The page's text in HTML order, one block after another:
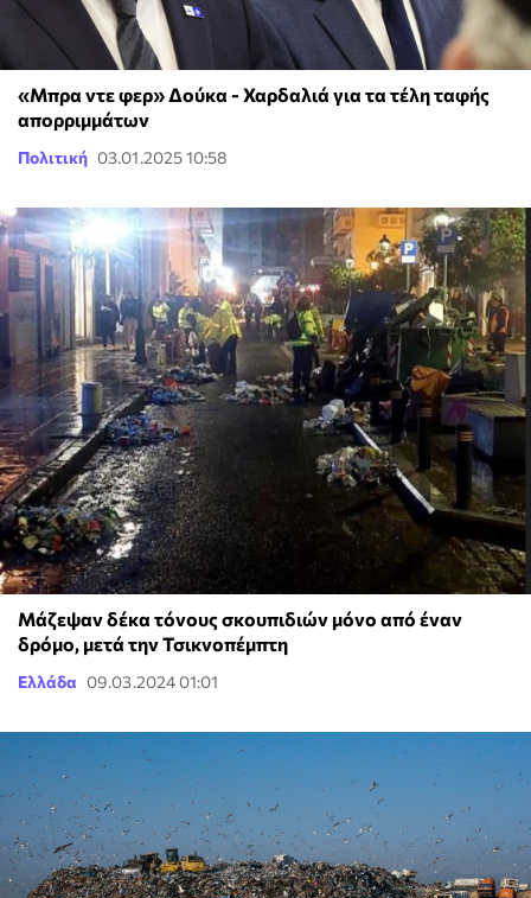
«Μπρα ντε φερ» Δούκα - Χαρδαλιά για τα τέλη ταφής
απορριμμάτων
Πολιτική 03.01.2025 10:58
Μάζεψαν δέκα τόνους σκουπιδιών μόνο από έναν
δρόμο, μετά την Τσικνοπέμπτη
Ελλάδα 09.03.2024 01:01